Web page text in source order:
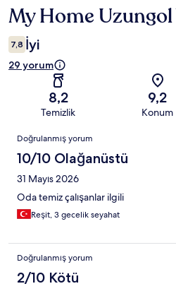
Yorumlar
My Home Uzungol
7,8 İyi
29 yorum
8,2
Temizlik
9,2
Konum
Yorumlar
Doğrulanmış yorum
10/10 Olağanüstü
31 Mayıs 2026
Oda temiz çalışanlar ilgili
Reşit, 3 gecelik seyahat
Doğrulanmış yorum
2/10 Kötü